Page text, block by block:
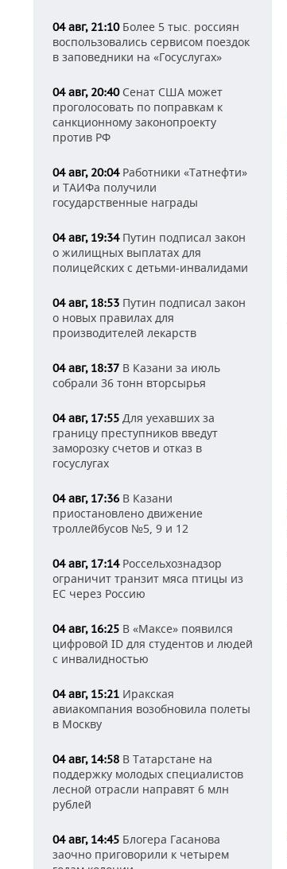
04 авг, 21:10Более 5 тыс. россиян
воспользовались сервисом поездок
в заповедники на «Госуслугах»
04 авг, 20:40Сенат США может
проголосовать по поправкам к
санкционному законопроекту
против РФ
04 авг, 20:04Работники «Татнефти»
и ТАИФа получили
государственные награды
04 авг, 19:34Путин подписал закон
о жилищных выплатах для
полицейских с детьми-инвалидами
04 авг, 18:53 Путин подписал закон
о новых правилах для
производителей лекарств
04 авг, 18:37 В Казани за июль
собрали 36 тонн вторсырья
04 авг, 17:55 Для уехавших за
границу преступников введут
заморозку счетов и отказ в
госуслугах
04 авг, 17:36 В Казани
приостановлено движение
троллейбусов №5, 9 и 12
04 авг, 17:14Россельхознадзор
ограничит транзит мяса птицы из
ЕС через Россию
04 авг, 16:25 В «Максе» появился
цифровой ID для студентов и людей
с инвалидностью
04 авг, 15:21 Иракская
авиакомпания возобновила полеты
в Москву
04 авг, 14:58 В Татарстане на
поддержку молодых специалистов
лесной отрасли направят 6 млн
рублей
04 авг, 14:45 Блогера Гасанова
заочно приговорили к четырем